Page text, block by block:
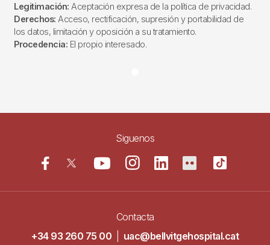
Legitimación: Aceptación expresa de la política de privacidad.
Derechos: Acceso, rectificación, supresión y portabilidad de
los datos, limitación y oposición a su tratamiento.
Procedencia: El propio interesado.
Siguenos
Contacta
+34 93 260 75 00
uac@bellvitgehospital.cat